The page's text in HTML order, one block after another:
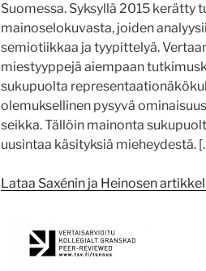
Suomessa. Syksyllä 2015
mainoselokuvasta, joiden
semiotiikkaa ja tyypittelyä.
miestyyppejä aiempaan
sukupuolta
olemuksellinen pysyvä
seikka. Tällöin mainonta
uusintaa käsityksiä mieheydestä.
Lataa Saxénin ja Heinosen